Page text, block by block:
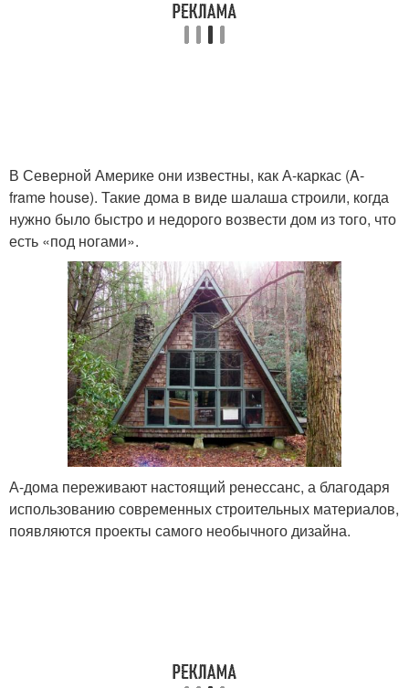
В Северной Америке они известны, как А-каркас (A-
frame house). Такие дома в виде шалаша строили, когда
нужно было быстро и недорого возвести дом из того, что
есть «под ногами».
А-дома переживают настоящий ренессанс, а благодаря
использованию современных строительных материалов,
появляются проекты самого необычного дизайна.